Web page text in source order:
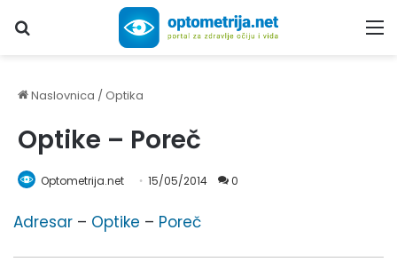
Upiši traženi pojam...
Naslovnica /Optika
Optike – Poreč
Optometrija.net 15/05/2014 0
Adresar – Optike – Poreč